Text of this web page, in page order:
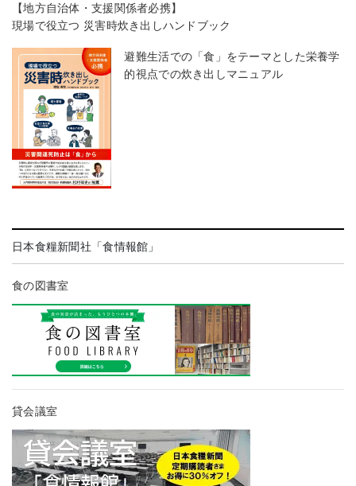
【地方自治体・支援関係者必携】
現場で役立つ 災害時炊き出しハンドブック
避難生活での「食」をテーマとした栄養学
的視点での炊き出しマニュアル
日本食糧新聞社「食情報館」
食の図書室
貸会議室